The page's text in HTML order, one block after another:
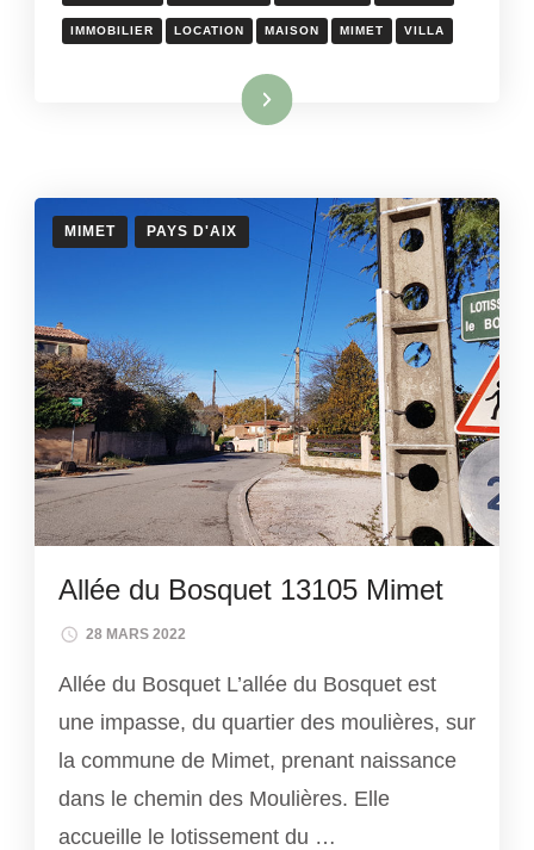
IMMOBILIER LOCATION MAISON MIMET VILLA
Lire la suite
MIMET PAYS D'AIX
Allée du Bosquet 13105 Mimet
28 MARS 2022
Allée du Bosquet L’allée du Bosquet est
une impasse, du quartier des moulières, sur
la commune de Mimet, prenant naissance
dans le chemin des Moulières. Elle
accueille le lotissement du …